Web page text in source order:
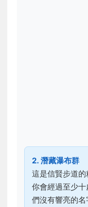
2. 潛藏瀑布群
這是信賢步道
你會經過至少
們沒有響亮的